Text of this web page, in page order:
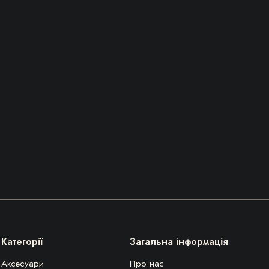
Категорії
Аксесуари
Загальна інформація
Про нас